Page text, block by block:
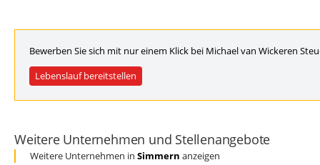
Bewerben Sie sich mit nur einem Klick bei Michael van Wickeren
Lebenslauf bereitstellen
Weitere Unternehmen und Stellenangebote
Weitere Unternehmen in Simmern anzeigen